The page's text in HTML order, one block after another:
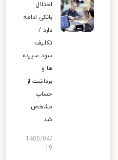
اختلال
بانکی ادامه
دارد /
تکلیف
سود سپرده
ها و
برداشت از
حساب
مشخص
شد
1405/04/
19